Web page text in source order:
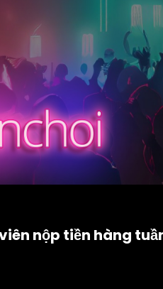
nộp tiền hàng